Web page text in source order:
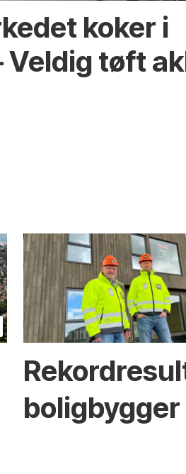
koker i
Veldig tøft
bolig­bygger